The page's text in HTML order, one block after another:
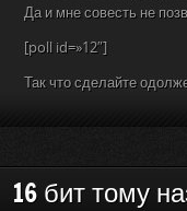
Да и мне совесть не
[poll id=»12″]
Так что сделайте
16 бит тому